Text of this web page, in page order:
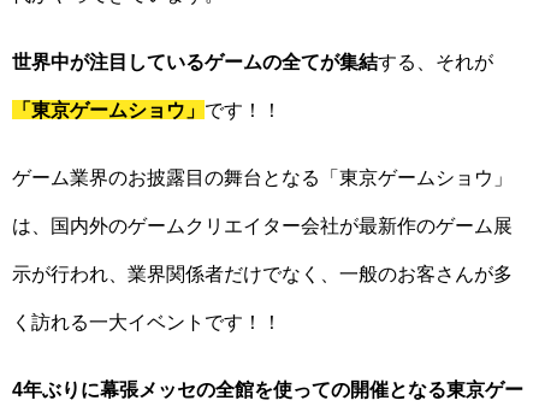
世界中が注目しているゲームの全てが集結する、それが
「東京ゲームショウ」 です！！
ゲーム業界のお披露目の舞台となる「東京ゲームショウ」
は、国内外のゲームクリエイター会社が最新作のゲーム展
示が行われ、業界関係者だけでなく、一般のお客さんが多
く訪れる一大イベントです！！
4年ぶりに幕張メッセの全館を使っての開催となる東京ゲー